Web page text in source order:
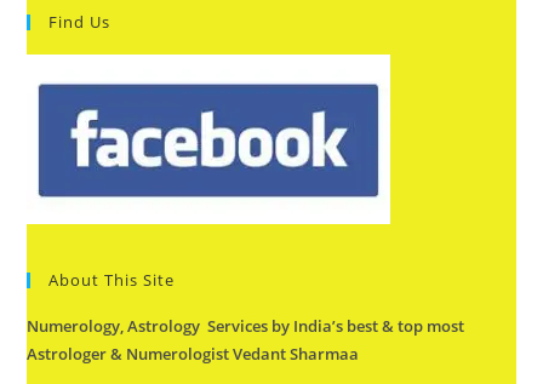
Find Us
About This Site
Numerology, Astrology Services by India’s best & top most
Astrologer & Numerologist Vedant Sharmaa